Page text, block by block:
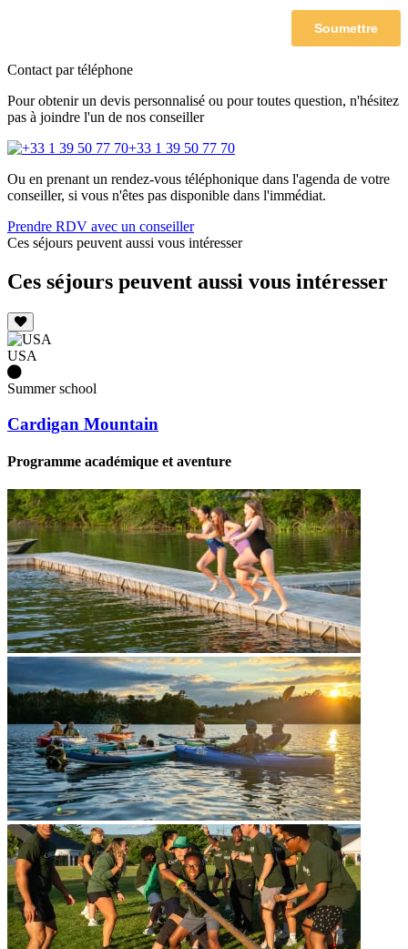
Contact par téléphone
Pour obtenir un devis personnalisé ou pour toutes question, n'hésitez
pas à joindre l'un de nos conseiller
+33 1 39 50 77 70
Ou en prenant un rendez-vous téléphonique dans l'agenda de votre
conseiller, si vous n'êtes pas disponible dans l'immédiat.
Prendre RDV avec un conseiller
Ces séjours peuvent aussi vous intéresser
Ces séjours peuvent aussi vous intéresser
USA
Summer school
Cardigan Mountain
Programme académique et aventure